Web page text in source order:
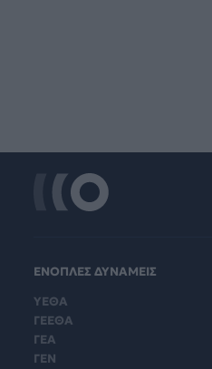
ΕΝΟΠΛΕΣ ΔΥΝΑΜΕΙΣ
ΥΕΘΑ
ΓΕΕΘΑ
ΓΕΑ
ΓΕΝ